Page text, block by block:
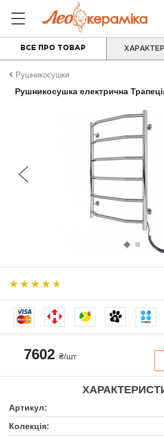
ВСЕ ПРО ТОВАР
Рушникосушки
Рушникосушка електрична
6
7602 ₴/шт
Артикул:
Колекція: